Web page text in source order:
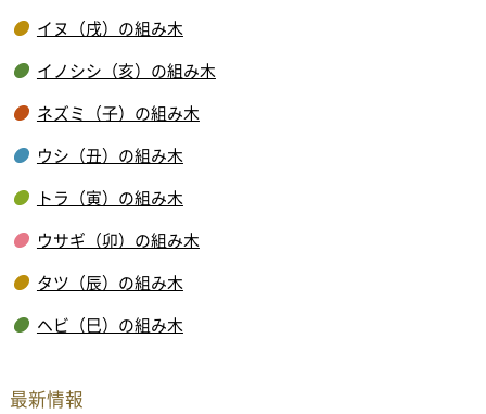
イヌ（戌）の組み木
イノシシ（亥）の組み木
ネズミ（子）の組み木
ウシ（丑）の組み木
トラ（寅）の組み木
ウサギ（卯）の組み木
タツ（辰）の組み木
ヘビ（巳）の組み木
最新情報